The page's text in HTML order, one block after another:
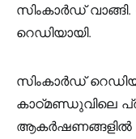
സിംകാർഡ്
റെഡിയായി.
സിംകാർഡ്
കാഠ്മണ്ഡുവിലെ
ആകർഷണങ്ങളിൽ